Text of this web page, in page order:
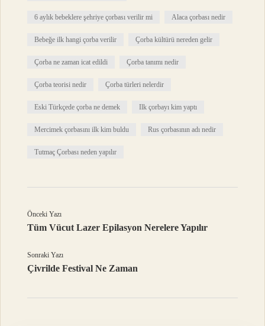
6 aylık bebeklere şehriye çorbası verilir mi Alaca çorbası nedir
Bebeğe ilk hangi çorba verilir Çorba kültürü nereden gelir
Çorba ne zaman icat edildi Çorba tanımı nedir
Çorba teorisi nedir Çorba türleri nelerdir
Eski Türkçede çorba ne demek Ilk çorbayı kim yaptı
Mercimek çorbasını ilk kim buldu Rus çorbasının adı nedir
Tutmaç Çorbası neden yapılır
Önceki Yazı
Tüm Vücut Lazer Epilasyon Nerelere Yapılır
Sonraki Yazı
Çivrilde Festival Ne Zaman